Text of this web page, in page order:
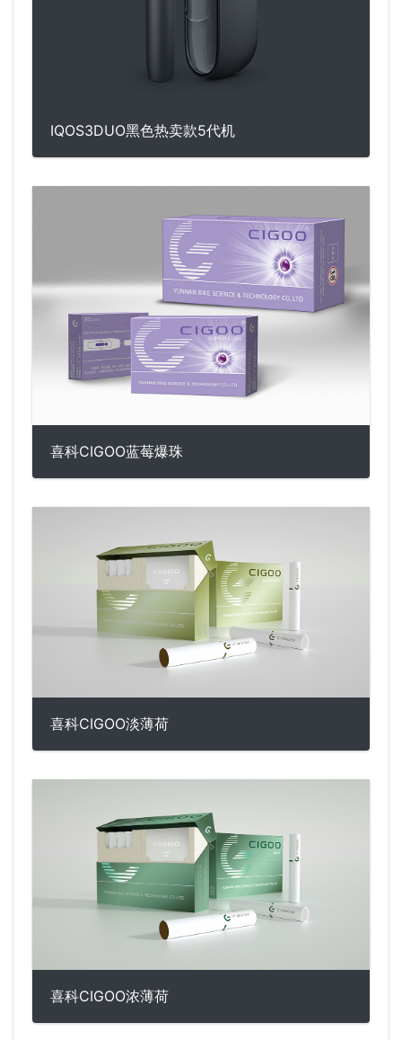
IQOS3DUO黑色热卖款5代机
喜科CIGOO蓝莓爆珠
喜科CIGOO淡薄荷
喜科CIGOO浓薄荷